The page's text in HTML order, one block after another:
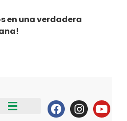
en una verdadera